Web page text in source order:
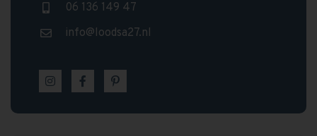
06 136 149 47
info@loodsa27.nl